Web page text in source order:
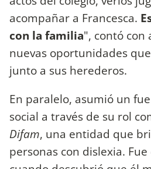
acompañar a Francesca.
con la familia", contó con
nuevas oportunidades
junto a sus herederos.
En paralelo, asumió un
social a través de su rol
Difam, una entidad que
personas con dislexia.